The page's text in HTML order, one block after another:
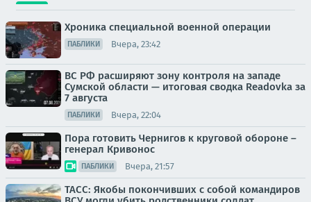
Хроника специальной военной операции
ПАБЛИКИ Вчера, 23:42
ВС РФ расширяют зону контроля на западе
Сумской области — итоговая сводка Readovka за
7 августа
ПАБЛИКИ Вчера, 22:04
Пора готовить Чернигов к круговой обороне –
генерал Кривонос
ПАБЛИКИ Вчера, 21:57
ТАСС: Якобы покончивших с собой командиров